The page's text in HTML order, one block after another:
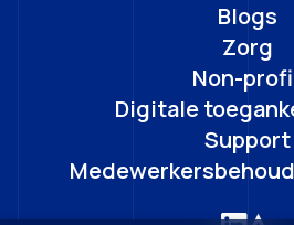
Blogs
Zorg
Non-
Digitale
Support